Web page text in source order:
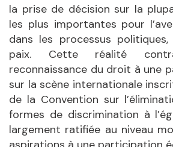
la prise de décision sur la
les plus importantes pour
dans les processus
paix. Cette réalité
reconnaissance du droit à une
sur la scène internationale
de la Convention sur
formes de discrimination à
largement ratifiée au niveau